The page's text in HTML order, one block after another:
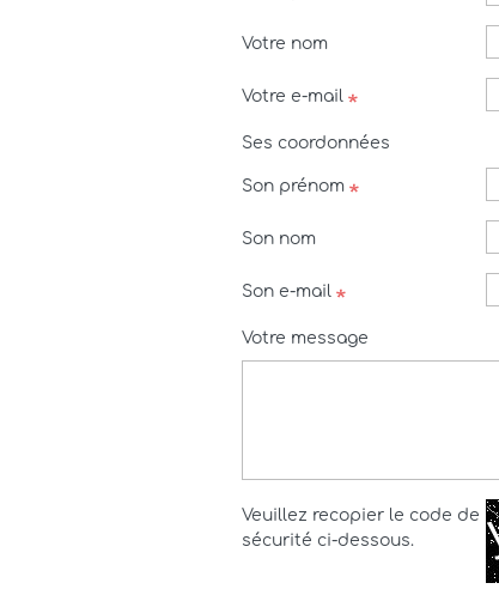
Votre nom
Votre e-mail
Ses coordonnées
Son prénom
Son nom
Son e-mail
Votre message
Veuillez recopier le code de
sécurité ci-dessous.